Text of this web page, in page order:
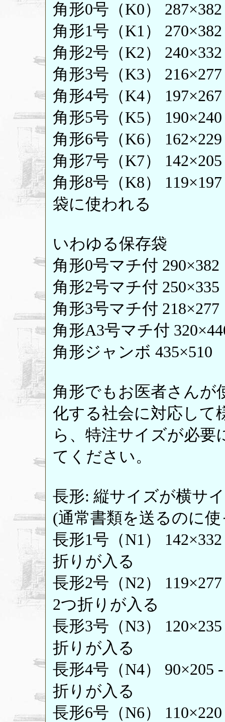
角形0号（K0）
角形1号（K1）
角形2号（K2）
角形3号（K3）
角形4号（K4）
角形5号（K5）
角形6号（K6）
角形7号（K7）
角形8号（K8）
袋に使われる
いわゆる保存袋
角形0号マチ付 290×382
角形2号マチ付 250×335
角形3号マチ付 218×277
角形A3号マチ付
角形ジャンボ 435×510
角形でもお医者さんが
化する社会に対応して
ら、特注サイズが必要
てください。
長形: 縦サイズが横サ
(通常書類を送るのに
長形1号（N1）
折りが入る
長形2号（N2）
2つ折りが入る
長形3号（N3）
折りが入る
長形4号（N4） 90×205
折りが入る
長形6号（N6）